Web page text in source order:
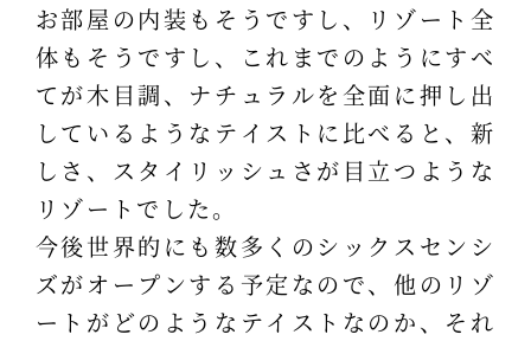
お部屋の内装もそうですし、リゾート全
体もそうですし、これまでのようにすべ
てが木目調、ナチュラルを全面に押し出
しているようなテイストに比べると、新
しさ、スタイリッシュさが目立つような
リゾートでした。
今後世界的にも数多くのシックスセンシ
ズがオープンする予定なので、他のリゾ
ートがどのようなテイストなのか、それ